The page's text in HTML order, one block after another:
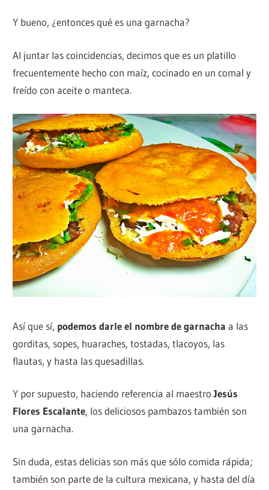
Y bueno, ¿entonces qué es una garnacha?
Al juntar las coincidencias, decimos que es un platillo
frecuentemente hecho con maíz, cocinado en un comal y
freído con aceite o manteca.
Así que sí, podemos darle el nombre de garnacha a las
gorditas, sopes, huaraches, tostadas, tlacoyos, las
flautas, y hasta las quesadillas.
Y por supuesto, haciendo referencia al maestroJesús
Flores Escalante, los deliciosos pambazos también son
una garnacha.
Sin duda, estas delicias son más que sólo comida rápida;
también son parte de la cultura mexicana, y hasta del día